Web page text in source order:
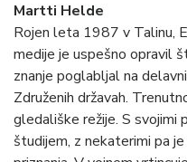
Martti Helde
Rojen leta 1987 v Talinu,
medije je uspešno opravil
znanje poglabljal na
Združenih državah.
gledališke režije. S svojimi
študijem, z nekaterimi pa